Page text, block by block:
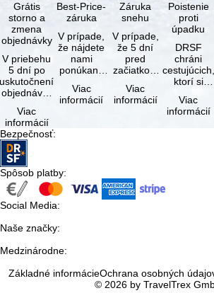
Grátis
storno a
zmena
objednávky
V priebehu
5 dní po
uskutočnení
objednávky
tejto
objednávky
bezplatne
…
Viac
informácií
Best-Price-
záruka
V prípade,
že nájdete
nami
ponúkaný
rovnakými
službami
Viac
informácií
Záruka
snehu
V prípade,
že 5 dní
pred
začiatkom
(deň
príjazdu)
Viac
informácií
Poistenie
proti
úpadku
DRSF
chráni
cestujúcich,
ktorí si
zájazd
alebo
Viac
informácií
Bezpečnosť:
Spôsob platby:
Social Media:
Naše značky:
Medzinárodne:
Základné informácieOchrana osobných
© 2026 by TravelTrex